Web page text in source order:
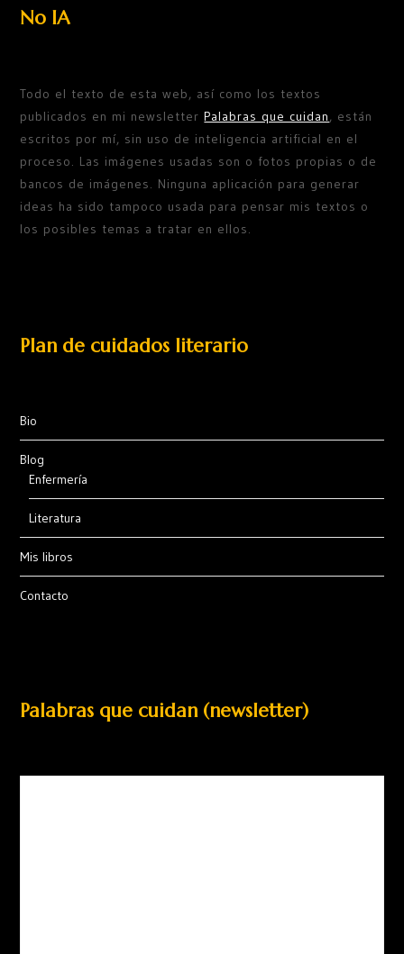
No IA
Todo el texto de esta web, así como los textos
publicados en mi newsletterPalabras que cuidan, están
escritos por mí, sin uso de inteligencia artificial en el
proceso. Las imágenes usadas son o fotos propias o de
bancos de imágenes. Ninguna aplicación para generar
ideas ha sido tampoco usada para pensar mis textos o
los posibles temas a tratar en ellos.
Plan de cuidados literario
Bio
Blog
Enfermería
Literatura
Mis libros
Contacto
Palabras que cuidan (newsletter)